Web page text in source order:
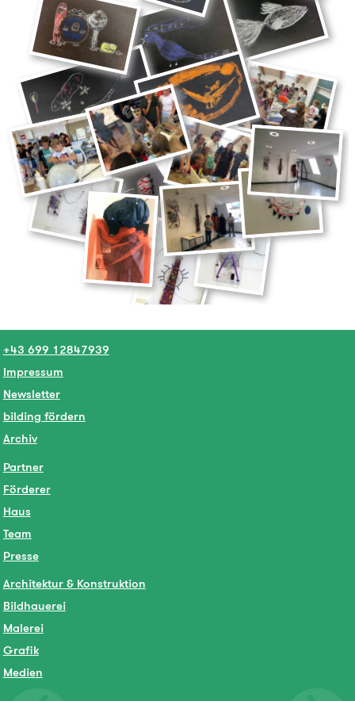
+43 699 12847939
Impressum
Newsletter
bilding fördern
Archiv
Partner
Förderer
Haus
Team
Presse
Architektur & Konstruktion
Bildhauerei
Malerei
Grafik
Medien